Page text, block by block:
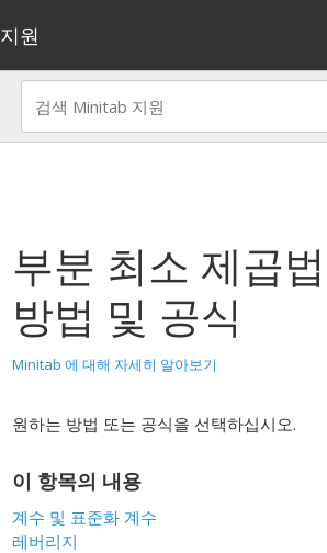
지원
부분 최소 제곱법
방법 및 공식
Minitab 에 대해 자세히 알아보기
원하는 방법 또는 공식을 선택하십시오.
이 항목의 내용
계수 및 표준화 계수
레버리지